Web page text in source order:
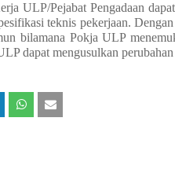
ULP/Pejabat Pengadaan
teknis pekerjaan.
bilamana Pokja ULP
dapat mengusulkan